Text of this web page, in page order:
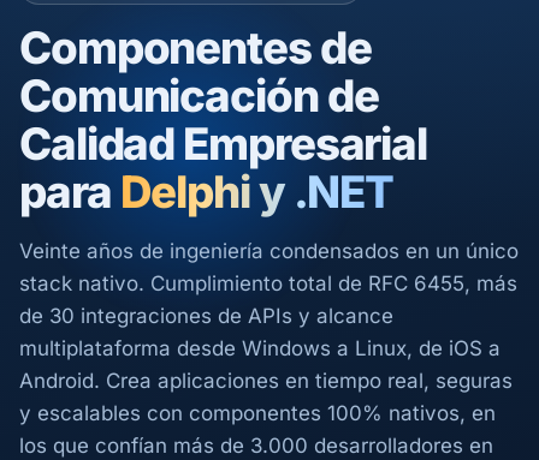
Componentes de
Comunicación de
Calidad Empresarial
para Delphi y .NET
Veinte años de ingeniería condensados en un único
stack nativo. Cumplimiento total de RFC 6455, más
de 30 integraciones de APIs y alcance
multiplataforma desde Windows a Linux, de iOS a
Android. Crea aplicaciones en tiempo real, seguras
y escalables con componentes 100% nativos, en
los que confían más de 3.000 desarrolladores en